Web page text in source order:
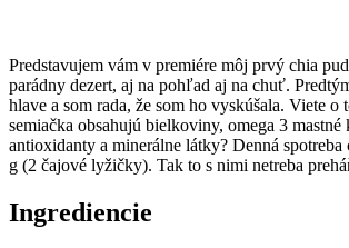
Predstavujem vám v premiére môj prvý chia
parádny dezert, aj na pohľad aj na chuť.
hlave a som rada, že som ho vyskúšala. Viete o
semiačka obsahujú bielkoviny, omega 3
antioxidanty a minerálne látky? Denná spotreba
g (2 čajové lyžičky). Tak to s nimi netreba
Ingrediencie